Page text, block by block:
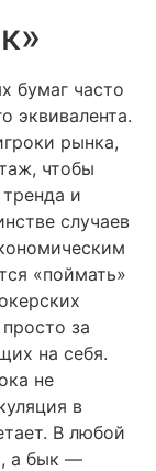
бумаг часто
эквивалента.
рынка,
чтобы
и
случаев
«поймать»
за
на себя.
не
в
В любой
а бык —